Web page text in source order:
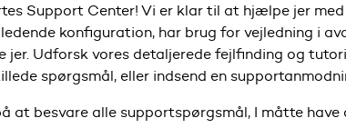
Support Center! Vi er klar til at hjælpe jer
konfiguration, har brug for vejledning i
Udforsk vores detaljerede fejlfinding og
spørgsmål, eller indsend en
at besvare alle supportspørgsmål, I måtte